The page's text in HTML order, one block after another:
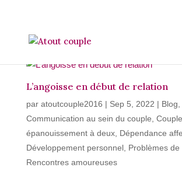
L’angoisse en début de relation
par atoutcouple2016 | Sep 5, 2022 | Blog
Communication au sein du couple
épanouissement à deux, Dépendance
Développement personnel, Problèmes de
Rencontres amoureuses